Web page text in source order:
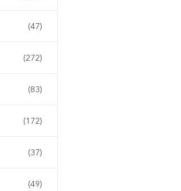
(47)
(272)
(83)
(172)
(37)
(49)